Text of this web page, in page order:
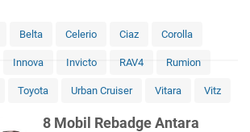
Belta Celerio Ciaz Corolla
Innova Invicto RAV4 Rumion
Toyota Urban Cruiser Vitara Vitz
8 Mobil Rebadge Antara